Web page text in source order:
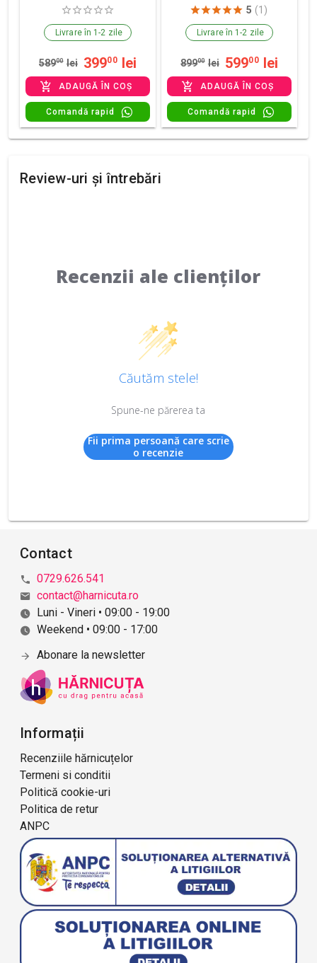
Livrare în 1-2 zile
58900 lei 39900 lei
ADAUGĂ ÎN COȘ
Comandă rapid
5 (1)
Livrare în 1-2 zile
89900 lei 59900 lei
ADAUGĂ ÎN COȘ
Comandă rapid
Review-uri și întrebări
Recenzii ale clienților
Căutăm stele!
Spune-ne părerea ta
Fii prima persoană care scrie
o recenzie
Contact
0729.626.541
contact@harnicuta.ro
Luni - Vineri • 09:00 - 19:00
Weekend • 09:00 - 17:00
Abonare la newsletter
Informații
Recenziile hărnicuțelor
Termeni si conditii
Politică cookie-uri
Politica de retur
ANPC